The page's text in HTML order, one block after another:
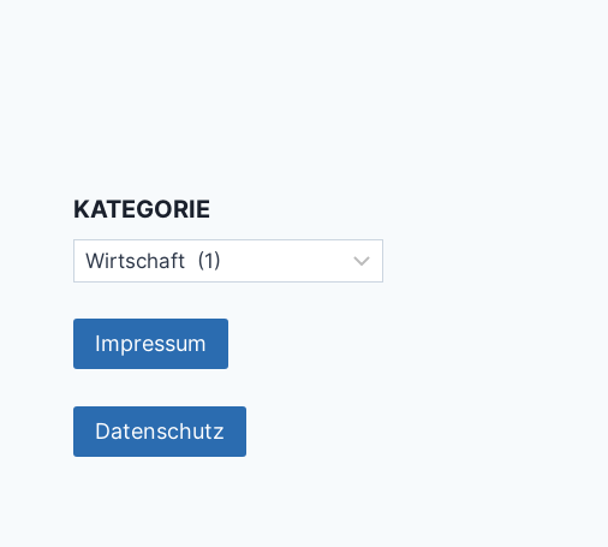
KATEGORIE
Kategorie
Impressum
Datenschutz